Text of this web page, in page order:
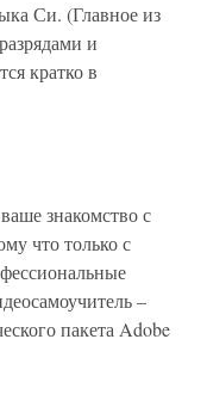
Си. (Главное из
и
кратко в
знакомство с
что только с
–
пакета Adobe